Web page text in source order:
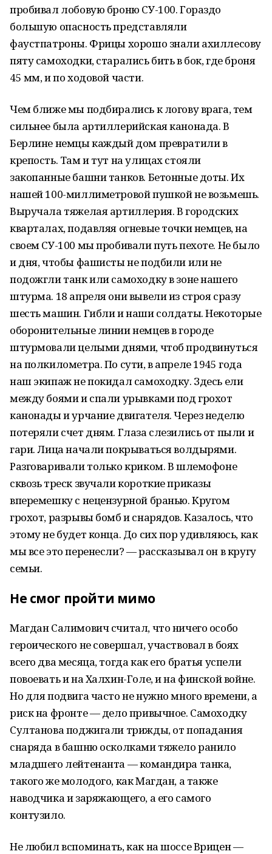
пробивал лобовую броню СУ-100. Гораздо
большую опасность представляли
фаустпатроны. Фрицы хорошо знали ахиллесову
пяту самоходки, старались бить в бок, где броня
45 мм, и по ходовой части.
Чем ближе мы подбирались к логову врага, тем
сильнее была артиллерийская канонада. В
Берлине немцы каждый дом превратили в
крепость. Там и тут на улицах стояли
закопанные башни танков. Бетонные доты. Их
нашей 100-миллиметровой пушкой не возьмешь.
Выручала тяжелая артиллерия. В городских
кварталах, подавляя огневые точки немцев, на
своем СУ-100 мы пробивали путь пехоте. Не было
и дня, чтобы фашисты не подбили или не
подожгли танк или самоходку в зоне нашего
штурма. 18 апреля они вывели из строя сразу
шесть машин. Гибли и наши солдаты. Некоторые
оборонительные линии немцев в городе
штурмовали целыми днями, чтоб продвинуться
на полкилометра. По сути, в апреле 1945 года
наш экипаж не покидал самоходку. Здесь ели
между боями и спали урывками под грохот
канонады и урчание двигателя. Через неделю
потеряли счет дням. Глаза слезились от пыли и
гари. Лица начали покрываться волдырями.
Разговаривали только криком. В шлемофоне
сквозь треск звучали короткие приказы
вперемешку с нецензурной бранью. Кругом
грохот, разрывы бомб и снарядов. Казалось, что
этому не будет конца. До сих пор удивляюсь, как
мы все это перенесли? — рассказывал он в кругу
семьи.
Не смог пройти мимо
Магдан Салимович считал, что ничего особо
героического не совершал, участвовал в боях
всего два месяца, тогда как его братья успели
повоевать и на Халхин-Голе, и на финской войне.
Но для подвига часто не нужно много времени, а
риск на фронте — дело привычное. Самоходку
Султанова поджигали трижды, от попадания
снаряда в башню осколками тяжело ранило
младшего лейтенанта — командира танка,
такого же молодого, как Магдан, а также
наводчика и заряжающего, а его самого
контузило.
Не любил вспоминать, как на шоссе Врицен —